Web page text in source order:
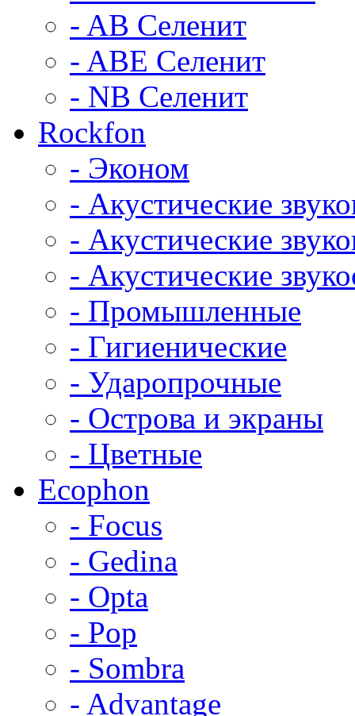
- AB Селенит
- ABE Селенит
- NB Селенит
Rockfon
- Эконом
- Акустические
- Акустические
- Акустические
- Промышленные
- Гигиенические
- Ударопрочные
- Острова и экраны
- Цветные
Ecophon
- Focus
- Gedina
- Opta
- Pop
- Sombra
- Advantage